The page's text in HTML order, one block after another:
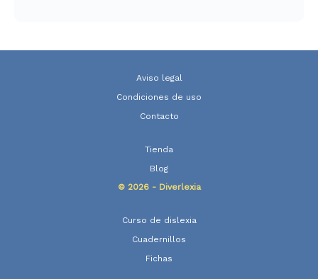
Aviso legal
Condiciones de uso
Contacto
Tienda
Blog
© 2026 - Diverlexia
Curso de dislexia
Cuadernillos
Fichas